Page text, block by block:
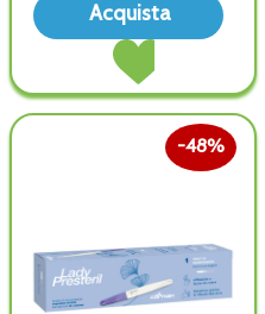
Acquista
Acquista
TIP
TERMOM al
carrello 48%